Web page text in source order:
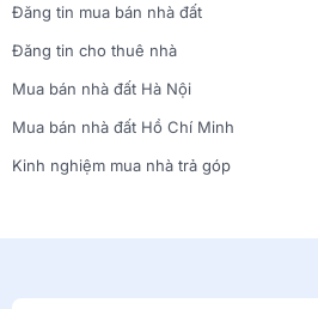
Đăng tin mua bán nhà đất
Đăng tin cho thuê nhà
Mua bán nhà đất Hà Nội
Mua bán nhà đất Hồ Chí Minh
Kinh nghiệm mua nhà trả góp